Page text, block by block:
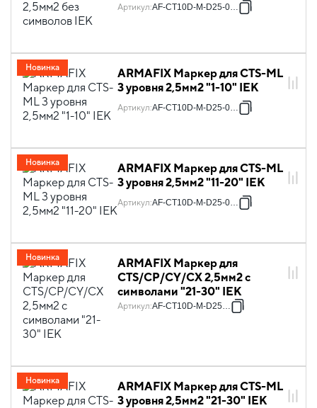
Артикул:AF-CT10D-M-D25-00-3
ARMAFIX Маркер для CTS-ML
3 уровня 2,5мм2 "1-10" IEK
Артикул:AF-CT10D-M-D25-01-3
Новинка
ARMAFIX Маркер для CTS-ML
3 уровня 2,5мм2 "11-20" IEK
Артикул:AF-CT10D-M-D25-02-3
Новинка
ARMAFIX Маркер для
CTS/CP/CY/CX 2,5мм2 с
символами "21-30" IEK
Артикул:AF-CT10D-M-D25-03
Новинка
ARMAFIX Маркер для CTS-ML
3 уровня 2,5мм2 "21-30" IEK
Новинка